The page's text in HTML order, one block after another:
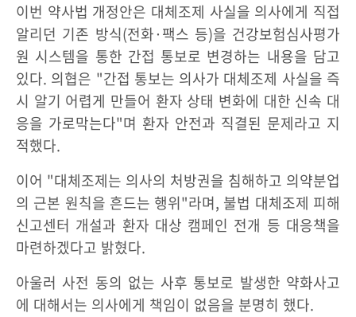
이번 약사법 개정안은 대체조제 사실을 의사에게 직접
알리던 기존 방식(전화·팩스 등)을 건강보험심사평가
원 시스템을 통한 간접 통보로 변경하는 내용을 담고
있다. 의협은 "간접 통보는 의사가 대체조제 사실을 즉
시 알기 어렵게 만들어 환자 상태 변화에 대한 신속 대
응을 가로막는다"며 환자 안전과 직결된 문제라고 지
적했다.
이어 "대체조제는 의사의 처방권을 침해하고 의약분업
의 근본 원칙을 흔드는 행위"라며, 불법 대체조제 피해
신고센터 개설과 환자 대상 캠페인 전개 등 대응책을
마련하겠다고 밝혔다.
아울러 사전 동의 없는 사후 통보로 발생한 약화사고
에 대해서는 의사에게 책임이 없음을 분명히 했다.